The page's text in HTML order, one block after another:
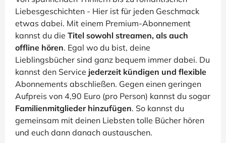
Liebesgeschichten - Hier ist für jeden Geschmack
etwas dabei. Mit einem Premium-Abonnement
kannst du die Titel sowohl streamen, als auch
offline hören. Egal wo du bist, deine
Lieblingsbücher sind ganz bequem immer dabei. Du
kannst den Service jederzeit kündigen und flexible
Abonnements abschließen. Gegen einen geringen
Aufpreis von 4,90 Euro (pro Person) kannst du sogar
Familienmitglieder hinzufügen. So kannst du
gemeinsam mit deinen Liebsten tolle Bücher hören
und euch dann danach austauschen.